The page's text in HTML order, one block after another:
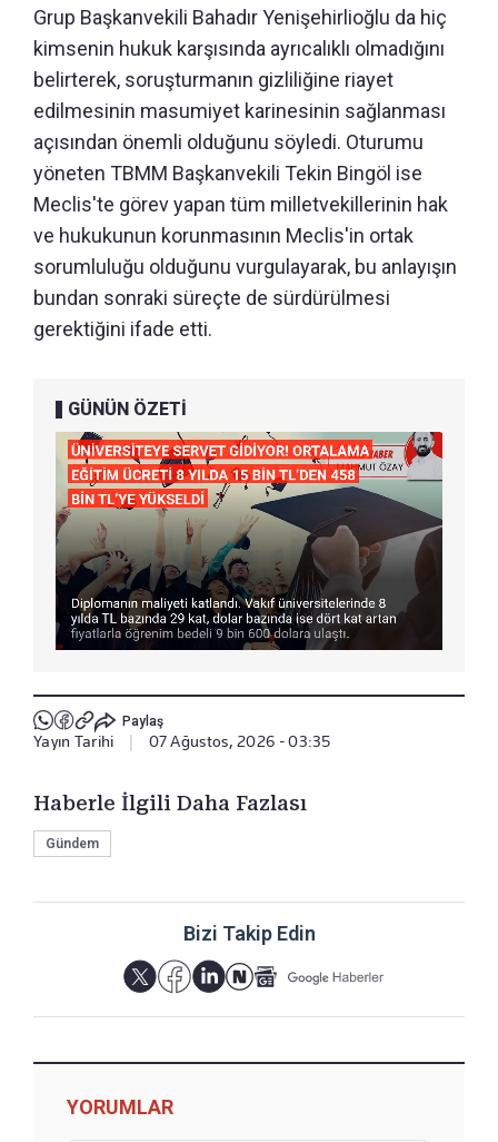
Grup Başkanvekili Bahadır Yenişehirlioğlu da hiç
kimsenin hukuk karşısında ayrıcalıklı olmadığını
belirterek, soruşturmanın gizliliğine riayet
edilmesinin masumiyet karinesinin sağlanması
açısından önemli olduğunu söyledi. Oturumu
yöneten TBMM Başkanvekili Tekin Bingöl ise
Meclis'te görev yapan tüm milletvekillerinin hak
ve hukukunun korunmasının Meclis'in ortak
sorumluluğu olduğunu vurgulayarak, bu anlayışın
bundan sonraki süreçte de sürdürülmesi
gerektiğini ifade etti.
GÜNÜN ÖZETİ
Paylaş
Yayın Tarihi 07 Ağustos, 2026 - 03:35
Haberle İlgili Daha Fazlası
Gündem
Bizi Takip Edin
YORUMLAR